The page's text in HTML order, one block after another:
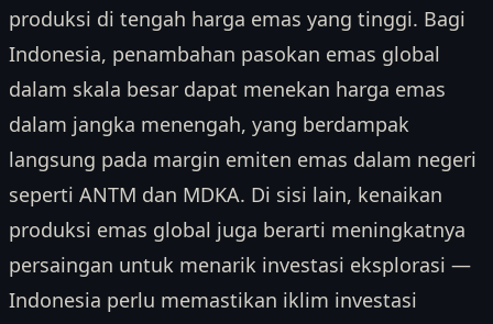
produksi di tengah harga emas yang tinggi. Bagi
Indonesia, penambahan pasokan emas global
dalam skala besar dapat menekan harga emas
dalam jangka menengah, yang berdampak
langsung pada margin emiten emas dalam negeri
seperti ANTM dan MDKA. Di sisi lain, kenaikan
produksi emas global juga berarti meningkatnya
persaingan untuk menarik investasi eksplorasi —
Indonesia perlu memastikan iklim investasi